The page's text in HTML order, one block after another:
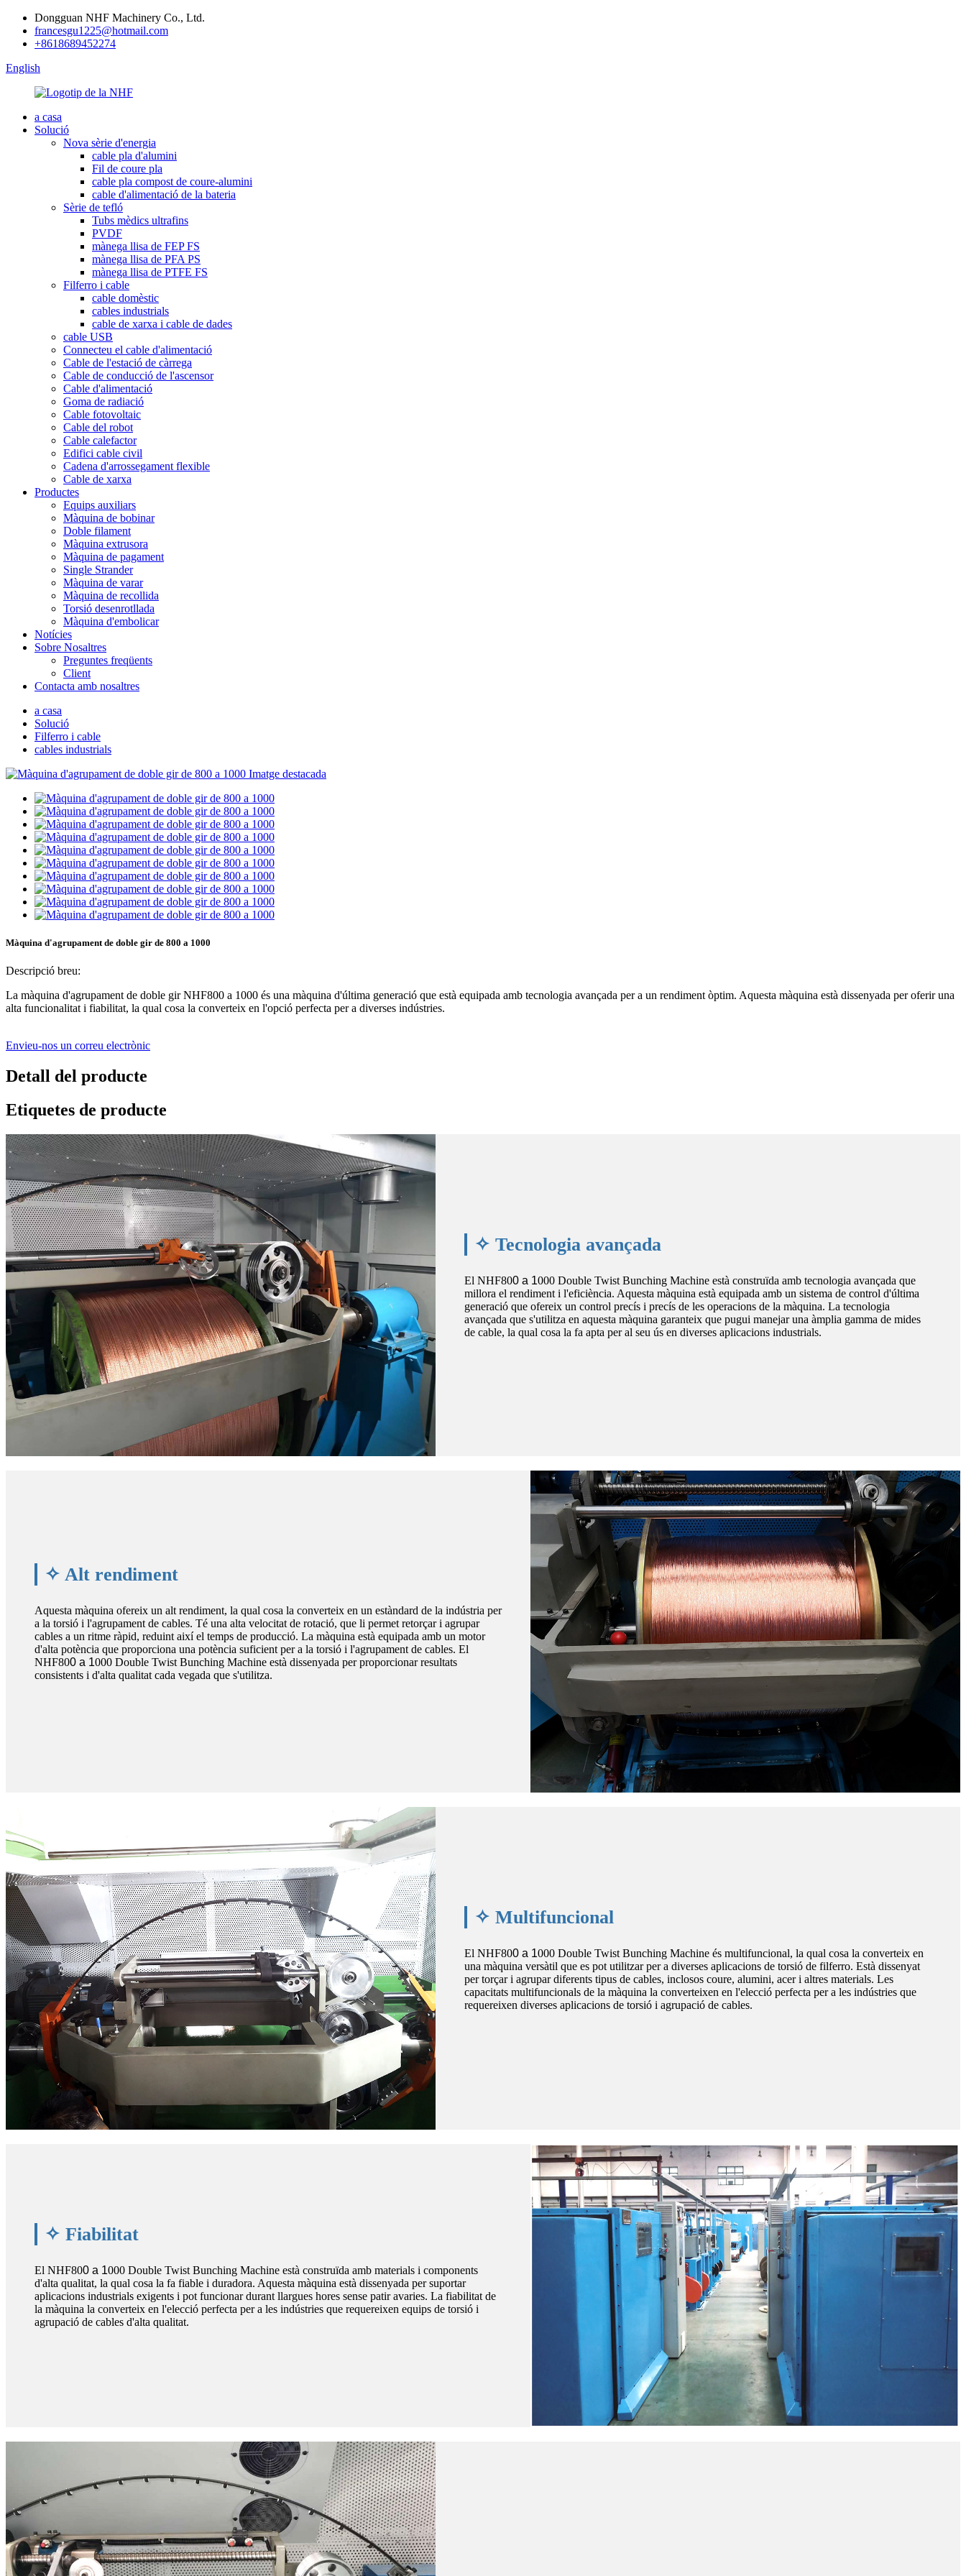
Dongguan NHF Machinery Co., Ltd.
francesgu1225@hotmail.com
+8618689452274
English
a casa
Solució
Nova sèrie d'energia
cable pla d'alumini
Fil de coure pla
cable pla compost de coure-alumini
cable d'alimentació de la bateria
Sèrie de tefló
Tubs mèdics ultrafins
PVDF
mànega llisa de FEP FS
mànega llisa de PFA PS
mànega llisa de PTFE FS
Filferro i cable
cable domèstic
cables industrials
cable de xarxa i cable de dades
cable USB
Connecteu el cable d'alimentació
Cable de l'estació de càrrega
Cable de conducció de l'ascensor
Cable d'alimentació
Goma de radiació
Cable fotovoltaic
Cable del robot
Cable calefactor
Edifici cable civil
Cadena d'arrossegament flexible
Cable de xarxa
Productes
Equips auxiliars
Màquina de bobinar
Doble filament
Màquina extrusora
Màquina de pagament
Single Strander
Màquina de varar
Màquina de recollida
Torsió desenrotllada
Màquina d'embolicar
Notícies
Sobre Nosaltres
Preguntes freqüents
Client
Contacta amb nosaltres
a casa
Solució
Filferro i cable
cables industrials
Màquina d'agrupament de doble gir de 800 a 1000
Descripció breu:
La màquina d'agrupament de doble gir NHF800 a 1000 és una màquina d'última generació que està equipada amb tecnologia avançada per a un rendiment òptim. Aquesta màquina està dissenyada per oferir una
alta funcionalitat i fiabilitat, la qual cosa la converteix en l'opció perfecta per a diverses indústries.
Envieu-nos un correu electrònic
Detall del producte
Etiquetes de producte
✧ Tecnologia avançada
El NHF800 a 1000 Double Twist Bunching Machine està construïda amb tecnologia avançada que
millora el rendiment i l'eficiència. Aquesta màquina està equipada amb un sistema de control d'última
generació que ofereix un control precís i precís de les operacions de la màquina. La tecnologia
avançada que s'utilitza en aquesta màquina garanteix que pugui manejar una àmplia gamma de mides
de cable, la qual cosa la fa apta per al seu ús en diverses aplicacions industrials.
✧ Alt rendiment
Aquesta màquina ofereix un alt rendiment, la qual cosa la converteix en un estàndard de la indústria per
a la torsió i l'agrupament de cables. Té una alta velocitat de rotació, que li permet retorçar i agrupar
cables a un ritme ràpid, reduint així el temps de producció. La màquina està equipada amb un motor
d'alta potència que proporciona una potència suficient per a la torsió i l'agrupament de cables. El
NHF800 a 1000 Double Twist Bunching Machine està dissenyada per proporcionar resultats
consistents i d'alta qualitat cada vegada que s'utilitza.
✧ Multifuncional
El NHF800 a 1000 Double Twist Bunching Machine és multifuncional, la qual cosa la converteix en
una màquina versàtil que es pot utilitzar per a diverses aplicacions de torsió de filferro. Està dissenyat
per torçar i agrupar diferents tipus de cables, inclosos coure, alumini, acer i altres materials. Les
capacitats multifuncionals de la màquina la converteixen en l'elecció perfecta per a les indústries que
requereixen diverses aplicacions de torsió i agrupació de cables.
✧ Fiabilitat
El NHF800 a 1000 Double Twist Bunching Machine està construïda amb materials i components
d'alta qualitat, la qual cosa la fa fiable i duradora. Aquesta màquina està dissenyada per suportar
aplicacions industrials exigents i pot funcionar durant llargues hores sense patir avaries. La fiabilitat de
la màquina la converteix en l'elecció perfecta per a les indústries que requereixen equips de torsió i
agrupació de cables d'alta qualitat.